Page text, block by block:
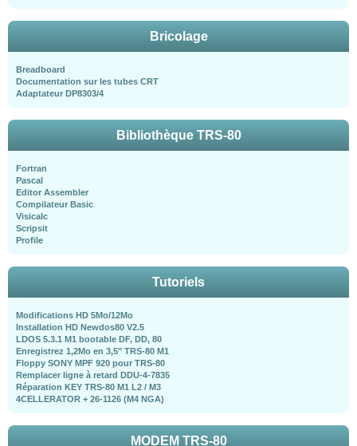
Bricolage
Breadboard
Documentation sur les tubes CRT
Adaptateur DP8303/4
Bibliothèque TRS-80
Fortran
Pascal
Editor Assembler
Compilateur Basic
Visicalc
Scripsit
Profile
Tutoriels
Modifications HD 5Mo/12Mo
Installation HD Newdos80 V2.5
LDOS 5.3.1 M1 bootable DF, DD, 80
Enregistrez 1,2Mo en 3,5" TRS-80 M1
Floppy SONY MPF 920 pour TRS-80
Remplacer ligne à retard DDU-4-7835
Réparation KEY TRS-80 M1 L2 / M3
4CELLERATOR + 26-1126 (M4 NGA)
MODEM TRS-80